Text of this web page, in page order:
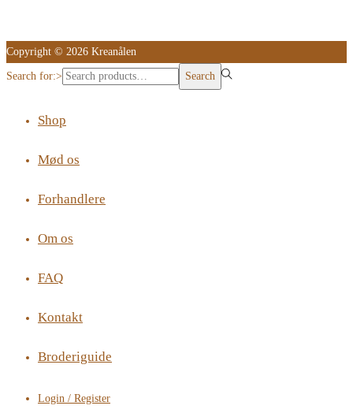
Copyright © 2026 Kreanålen
Search for:> Search
Shop
Mød os
Forhandlere
Om os
FAQ
Kontakt
Broderiguide
Login / Register